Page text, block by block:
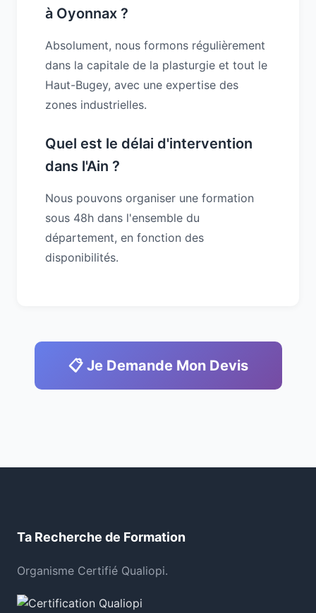
à Oyonnax ?
Absolument, nous formons régulièrement
dans la capitale de la plasturgie et tout le
Haut-Bugey, avec une expertise des
zones industrielles.
Quel est le délai d'intervention
dans l'Ain ?
Nous pouvons organiser une formation
sous 48h dans l'ensemble du
département, en fonction des
disponibilités.
📋 Je Demande Mon Devis
Ta Recherche de Formation
Organisme Certifié Qualiopi.